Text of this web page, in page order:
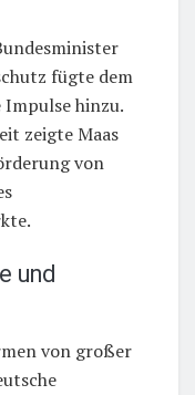
fügte dem
Impulse hinzu.
zeigte Maas
von
und
von großer